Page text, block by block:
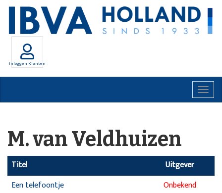
Inloggen Klanten
M. van Veldhuizen
Titel
Uitgever
Een telefoontje
Onbekend